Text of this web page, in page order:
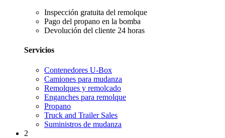
Inspección gratuita del remolque
Pago del propano en la bomba
Devolución del cliente 24 horas
Servicios
Contenedores U-Box
Camiones para mudanza
Remolques y remolcado
Enganches para remolque
Propano
Truck and Trailer Sales
Suministros de mudanza
2